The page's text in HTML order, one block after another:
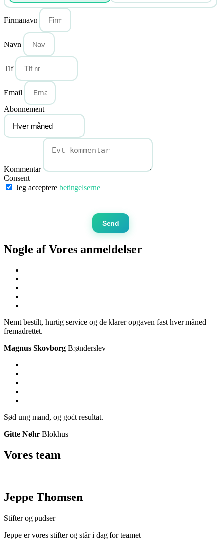
Firmanavn
Navn
Tlf
Email
Abonnement
Kommentar
Consent
Jeg acceptere betingelserne
Send
Nogle af Vores anmeldelser
Nemt bestilt, hurtig service og de klarer opgaven fast hver måned
fremadrettet.
Magnus Skovborg Brønderslev
Sød ung mand, og godt resultat.
Gitte Nøhr Blokhus
Vores team
Jeppe Thomsen
Stifter og pudser
Jeppe er vores stifter og står i dag for teamet